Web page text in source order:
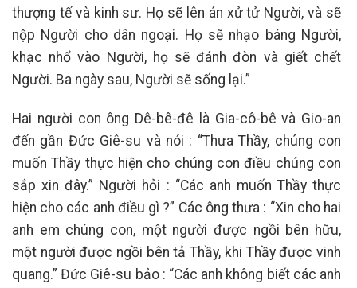
thượng tế và kinh sư. Họ sẽ lên án xử tử Người, và sẽ
nộp Người cho dân ngoại. Họ sẽ nhạo báng Người,
khạc nhổ vào Người, họ sẽ đánh đòn và giết chết
Người. Ba ngày sau, Người sẽ sống lại.”
Hai người con ông Dê-bê-đê là Gia-cô-bê và Gio-an
đến gần Đức Giê-su và nói : “Thưa Thầy, chúng con
muốn Thầy thực hiện cho chúng con điều chúng con
sắp xin đây.” Người hỏi : “Các anh muốn Thầy thực
hiện cho các anh điều gì ?” Các ông thưa : “Xin cho hai
anh em chúng con, một người được ngồi bên hữu,
một người được ngồi bên tả Thầy, khi Thầy được vinh
quang.” Đức Giê-su bảo : “Các anh không biết các anh